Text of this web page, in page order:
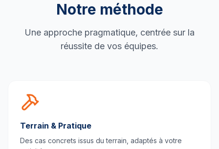
Notre méthode
Une approche pragmatique, centrée sur la
réussite de vos équipes.
Terrain & Pratique
Des cas concrets issus du terrain, adaptés à votre